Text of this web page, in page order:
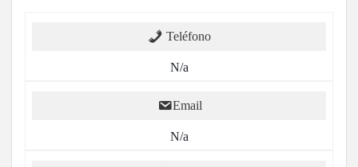
Teléfono
N/a
Email
N/a